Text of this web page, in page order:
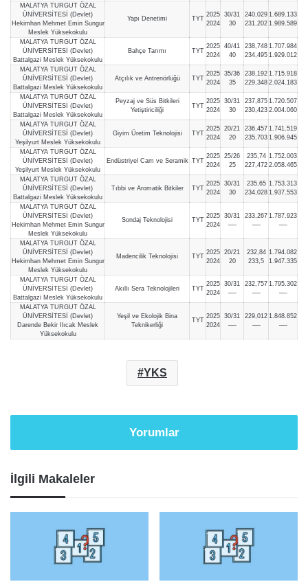
MALATYA TURGUT ÖZAL
ÜNİVERSİTESİ (Devlet)
Hekimhan Mehmet Emin Sungur
Meslek Yüksekokulu
Yapı Denetimi TYT
2025
2024
30/31
30
240,029
231,202
1.689.133
1.989.589
MALATYA TURGUT ÖZAL
ÜNİVERSİTESİ (Devlet)
Battalgazi Meslek Yüksekokulu
Bahçe Tarımı TYT
2025
2024
40/41
40
238,748
234,495
1.707.984
1.929.012
MALATYA TURGUT ÖZAL
ÜNİVERSİTESİ (Devlet)
Battalgazi Meslek Yüksekokulu
Atçılık ve Antrenörlüğü TYT
2025
2024
35/36
35
238,192
229,348
1.715.918
2.024.183
MALATYA TURGUT ÖZAL
ÜNİVERSİTESİ (Devlet)
Battalgazi Meslek Yüksekokulu
Peyzaj ve Süs Bitkileri
Yetiştiriciliği
TYT
2025
2024
30/31
30
237,875
230,423
1.720.507
2.004.060
MALATYA TURGUT ÖZAL
ÜNİVERSİTESİ (Devlet)
Yeşilyurt Meslek Yüksekokulu
Giyim Üretim Teknolojisi TYT
2025
2024
20/21
20
236,457
235,703
1.741.519
1.906.945
MALATYA TURGUT ÖZAL
ÜNİVERSİTESİ (Devlet)
Yeşilyurt Meslek Yüksekokulu
Endüstriyel Cam ve Seramik TYT
2025
2024
25/26
25
235,74
227,472
1.752.003
2.058.465
MALATYA TURGUT ÖZAL
ÜNİVERSİTESİ (Devlet)
Battalgazi Meslek Yüksekokulu
Tıbbi ve Aromatik Bitkiler TYT
2025
2024
30/31
30
235,65
234,028
1.753.313
1.937.553
MALATYA TURGUT ÖZAL
ÜNİVERSİTESİ (Devlet)
Hekimhan Mehmet Emin Sungur
Meslek Yüksekokulu
Sondaj Teknolojisi TYT
2025
2024
30/31
—-
233,267
—-
1.787.923
—-
MALATYA TURGUT ÖZAL
ÜNİVERSİTESİ (Devlet)
Hekimhan Mehmet Emin Sungur
Meslek Yüksekokulu
Madencilik Teknolojisi TYT
2025
2024
20/21
20
232,84
233,5
1.794.082
1.947.335
MALATYA TURGUT ÖZAL
ÜNİVERSİTESİ (Devlet)
Battalgazi Meslek Yüksekokulu
Akıllı Sera Teknolojileri TYT
2025
2024
30/31
—-
232,757
—-
1.795.302
—-
MALATYA TURGUT ÖZAL
ÜNİVERSİTESİ (Devlet)
Darende Bekir Ilıcak Meslek
Yüksekokulu
Yeşil ve Ekolojik Bina
Teknikerliği
TYT
2025
2024
30/31
—-
229,012
—-
1.848.852
—-
YKS
Yorumlar
İlgili Makaleler